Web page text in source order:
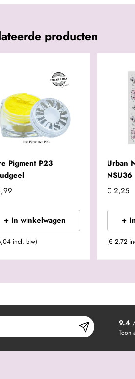
producten
Pigment P23
+ In winkelwagen
incl. btw)
Urban
NSU36
€ 2,25
+
(€ 2,72
9.4/
Toon